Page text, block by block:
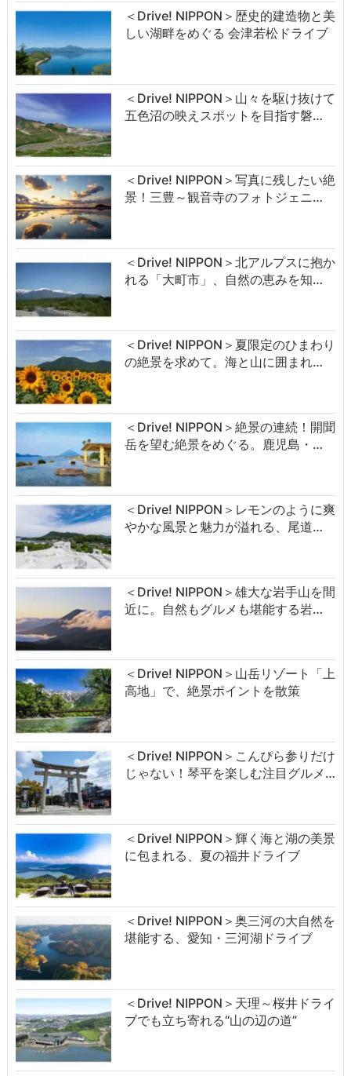
＜Drive! NIPPON＞歴史的建造物と美
しい湖畔をめぐる 会津若松ドライブ
＜Drive! NIPPON＞山々を駆け抜けて
五色沼の映えスポットを目指す磐…
＜Drive! NIPPON＞写真に残したい絶
景！三豊～観音寺のフォトジェニ…
＜Drive! NIPPON＞北アルプスに抱か
れる「大町市」、自然の恵みを知…
＜Drive! NIPPON＞夏限定のひまわり
の絶景を求めて。海と山に囲まれ…
＜Drive! NIPPON＞絶景の連続！開聞
岳を望む絶景をめぐる。鹿児島・…
＜Drive! NIPPON＞レモンのように爽
やかな風景と魅力が溢れる、尾道…
＜Drive! NIPPON＞雄大な岩手山を間
近に。自然もグルメも堪能する岩…
＜Drive! NIPPON＞山岳リゾート「上
高地」で、絶景ポイントを散策
＜Drive! NIPPON＞こんぴら参りだけ
じゃない！琴平を楽しむ注目グルメ…
＜Drive! NIPPON＞輝く海と湖の美景
に包まれる、夏の福井ドライブ
＜Drive! NIPPON＞奥三河の大自然を
堪能する、愛知・三河湖ドライブ
＜Drive! NIPPON＞天理～桜井ドライ
ブでも立ち寄れる“山の辺の道”